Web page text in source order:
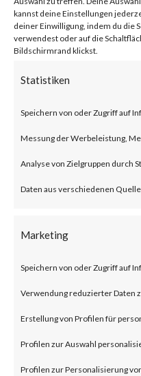
kannst deine Einstellungen
deiner Einwilligung, indem du die
verwendest oder auf die
Bildschirmrand klickst.
Statistiken
Speichern von oder Zugriff auf
Messung der Werbeleistung,
Analyse von Zielgruppen durch
Daten aus verschiedenen
Marketing
Speichern von oder Zugriff auf
Verwendung reduzierter Daten
Erstellung von Profilen für
Profilen zur Auswahl
Profilen zur Personalisierung
Wi-Fi routers.
A command
vulnerability
Archer AX21
firmware
inject
root access
The issue has
CVE-2023-
vulnerability